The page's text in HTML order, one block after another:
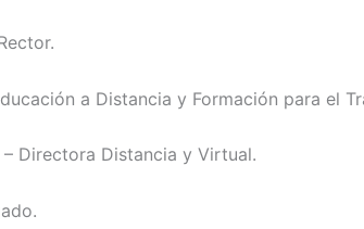
a Distancia y Formación para el
Directora Distancia y Virtual.